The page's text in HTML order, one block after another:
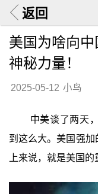
返回
美国为啥向
神秘力量！
2025-05-12 小鸟
中美谈了两天
到这么大。美国强
上来说，就是美国的